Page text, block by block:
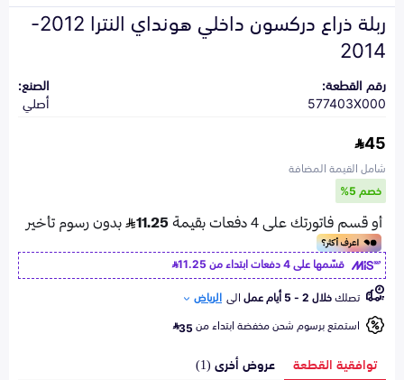
ربلة ذراع دركسون داخلي هونداي النترا 2012-
2014
رقم القطعة:
577403X000
الصنع:
أصلي
45
شامل القيمة المضافة
خصم 5%
قسّمها على 4 دفعات ابتداء من
11.25
تصلكخلال 2 - 5 أيام عمل الى الرياض
استمتع برسوم شحن مخفضة ابتداء من35
توافقية القطعة عروض أخرى (1)